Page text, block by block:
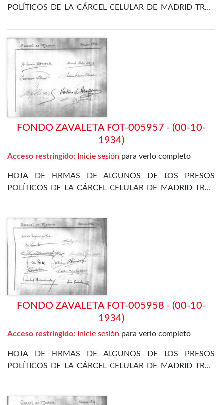
POLÍTICOS DE LA CÁRCEL CELULAR DE MADRID TRAS
FONDO ZAVALETA FOT-005957 - (00-10-
1934)
Acceso restringido: Inicie sesión para verlo completo
HOJA DE FIRMAS DE ALGUNOS DE LOS PRESOS
POLÍTICOS DE LA CÁRCEL CELULAR DE MADRID TRAS
FONDO ZAVALETA FOT-005958 - (00-10-
1934)
Acceso restringido: Inicie sesión para verlo completo
HOJA DE FIRMAS DE ALGUNOS DE LOS PRESOS
POLÍTICOS DE LA CÁRCEL CELULAR DE MADRID TRAS